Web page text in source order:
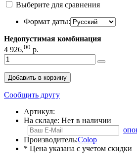
Выберите для сравнения
Формат даты:
Недопустимая комбинация
4 926,00 р.
Добавить в корзину
Сообщить другу
Артикул:
На складе: Нет в наличии
Производитель:Colop
* Цена указана с учетом скидки